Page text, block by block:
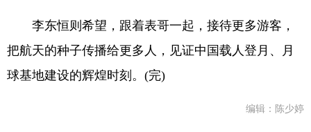
李东恒则希望，跟着表哥一起，接待更多游客，
把航天的种子传播给更多人，见证中国载人登月、月
球基地建设的辉煌时刻。(完)
编辑：陈少婷